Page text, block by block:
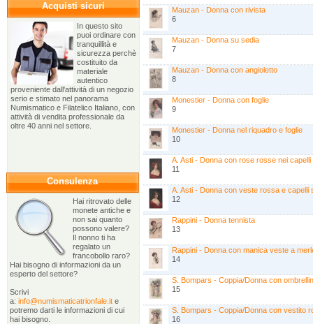
Acquisti sicuri
In questo sito
puoi ordinare con
tranquillità e
sicurezza perchè
costituito da
materiale
autentico
proveniente dall'attività di un negozio
serio e stimato nel panorama
Numismatico e Filatelico Italiano, con
attività di vendita professionale da
oltre 40 anni nel settore.
Consulenza
Hai ritrovato delle
monete antiche e
non sai quanto
possono valere?
Il nonno ti ha
regalato un
francobollo raro?
Hai bisogno di informazioni da un
esperto del settore?
Scrivi
a: info@numismaticatrionfale.it e
potremo darti le informazioni di cui
hai bisogno.
Mauzan - Donna con rivista
6
Mauzan - Donna su sedia
7
Mauzan - Donna con angioletto
8
Monestier - Donna con foglie
9
Monestier - Donna nel riquadro e foglie
10
A. Asti - Donna con rose rosse nei capelli
11
A. Asti - Donna con veste rossa e capelli
12
Rappini - Donna tennista
13
Rappini - Donna con manica veste a
14
S. Bompars - Coppia/Donna con
15
S. Bompars - Coppia/Donna con vestito
16